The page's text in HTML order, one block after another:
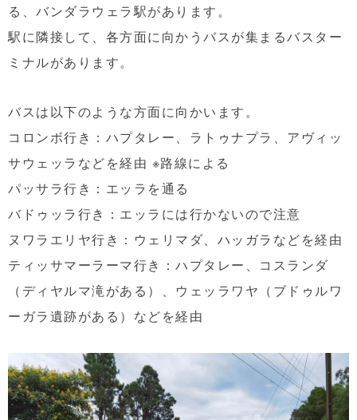
る、バンダラウェラ駅があります。
駅に隣接して、各方面に向かうバスが集まるバスター
ミナルがあります。
バスは以下のような方面に向かいます。
コロンボ行き：ハプタレー、ラトゥナプラ、アヴィッ
サウェッラなどを経由 ※路線による
パッサラ行き：エッラを通る
バドゥッラ行き：エッラには行かないので注意
ヌワラエリヤ行き：ウェリマダ、ハッガラなどを経由
ティッサマーラーマ行き：ハプタレー、コスランダ
（ディヤルマ滝がある）、ウェッラワヤ（ブドゥルワ
ーガラ遺跡がある）などを経由